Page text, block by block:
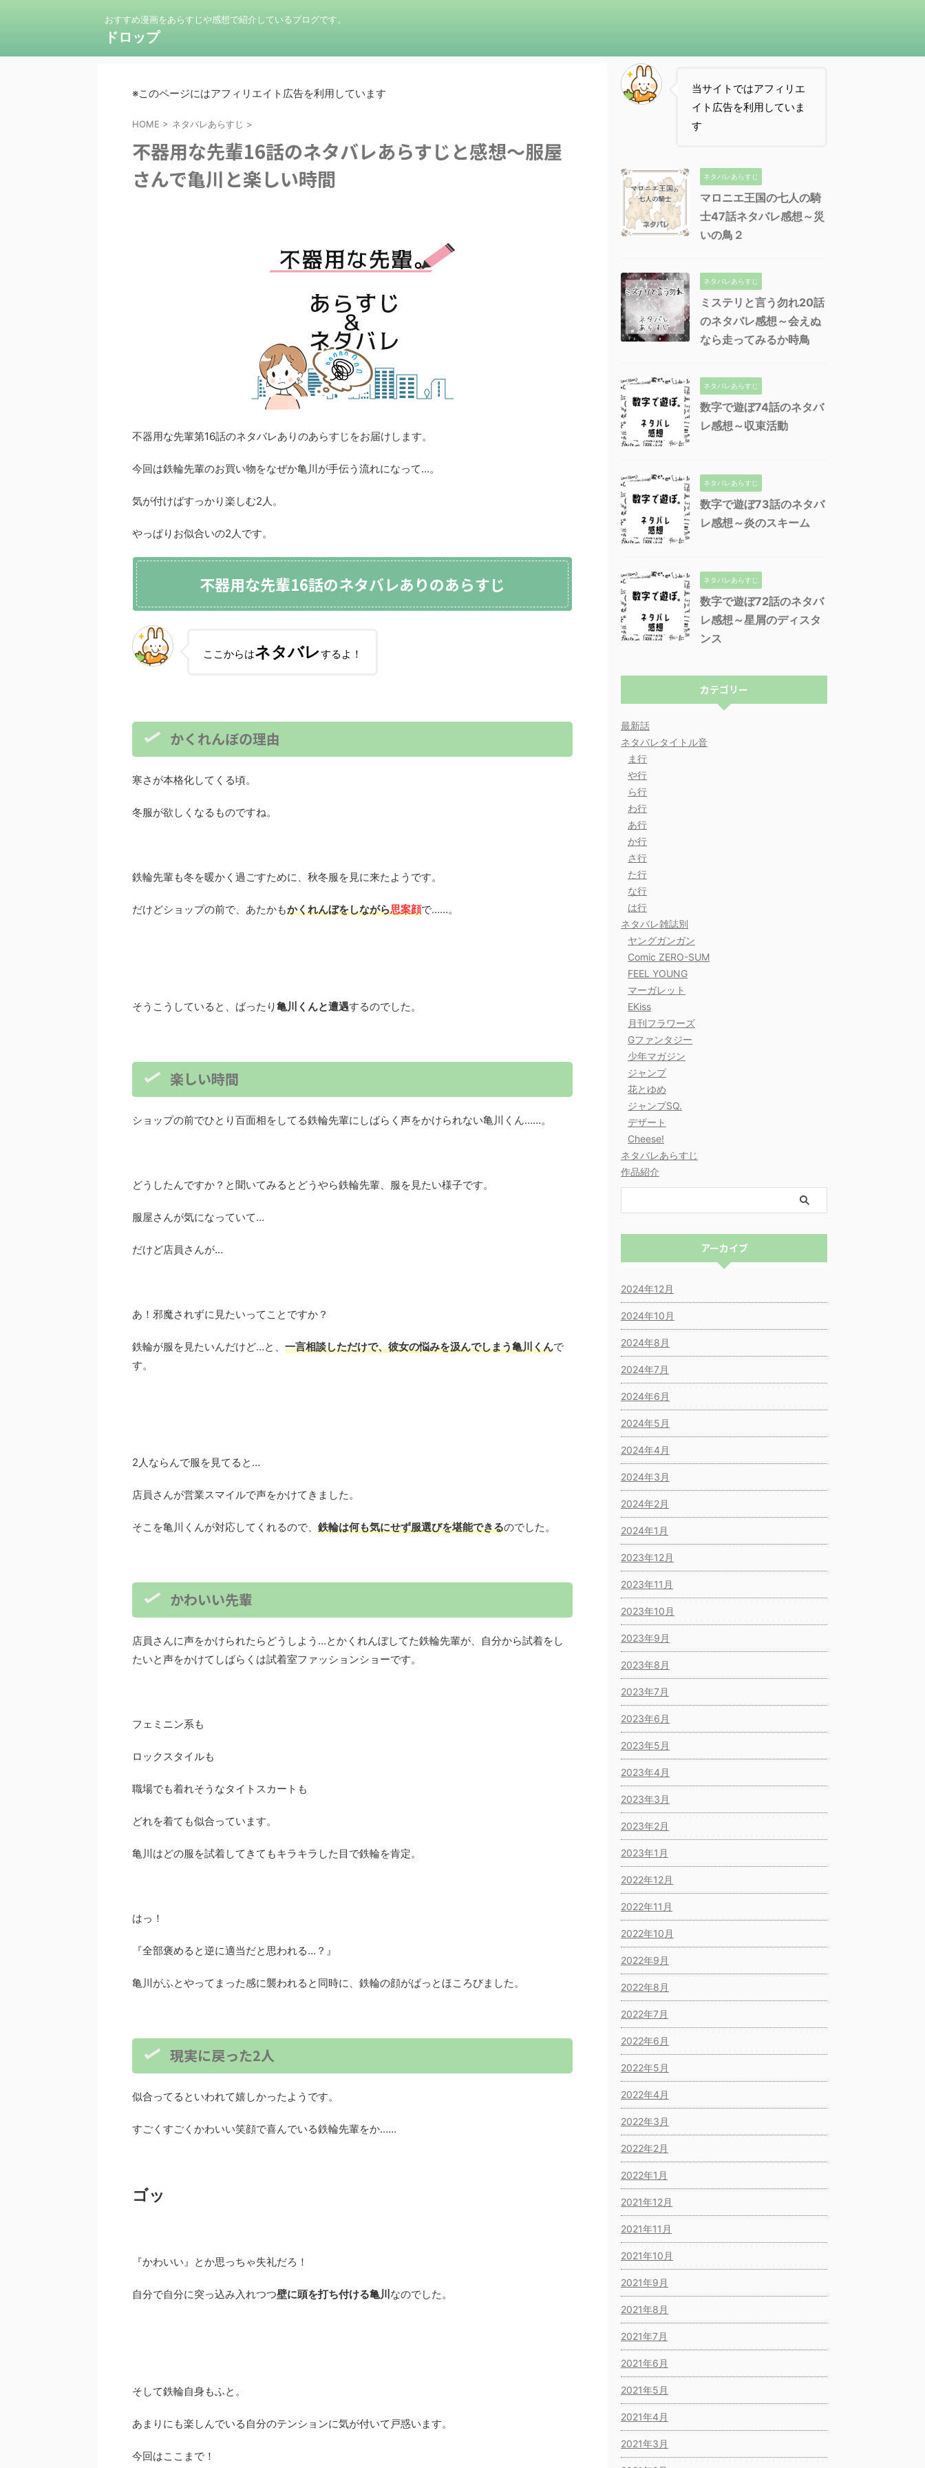
おすすめ漫画をあらすじや感想で紹介しているブログです。
ドロップ
※このページにはアフィリエイト広告を利用しています
HOME > ネタバレあらすじ >
不器用な先輩16話のネタバレあらすじと感想～服屋
さんで亀川と楽しい時間
不器用な先輩第16話のネタバレありのあらすじをお届けします。
今回は鉄輪先輩のお買い物をなぜか亀川が手伝う流れになって…。
気が付けばすっかり楽しむ2人。
やっぱりお似合いの2人です。
不器用な先輩16話のネタバレありのあらすじ
ここからはネタバレするよ！
かくれんぼの理由
寒さが本格化してくる頃。
冬服が欲しくなるものですね。
鉄輪先輩も冬を暖かく過ごすために、秋冬服を見に来たようです。
だけどショップの前で、あたかもかくれんぼをしながら思案顔で……。
そうこうしていると、ばったり亀川くんと遭遇するのでした。
楽しい時間
ショップの前でひとり百面相をしてる鉄輪先輩にしばらく声をかけられない亀川くん……。
どうしたんですか？と聞いてみるとどうやら鉄輪先輩、服を見たい様子です。
服屋さんが気になっていて…
だけど店員さんが…
あ！邪魔されずに見たいってことですか？
鉄輪が服を見たいんだけど…と、 一言相談しただけで、彼女の悩みを汲んでしまう亀川くんで
す。
2人ならんで服を見てると…
店員さんが営業スマイルで声をかけてきました。
そこを亀川くんが対応してくれるので、 鉄輪は何も気にせず服選びを堪能できるのでした。
かわいい先輩
店員さんに声をかけられたらどうしよう…とかくれんぼしてた鉄輪先輩が、自分から試着をし
たいと声をかけてしばらくは試着室ファッションショーです。
フェミニン系も
ロックスタイルも
職場でも着れそうなタイトスカートも
どれを着ても似合っています。
亀川はどの服を試着してきてもキラキラした目で鉄輪を肯定。
はっ！
『全部褒めると逆に適当だと思われる…？』
亀川がふとやってまった感に襲われると同時に、鉄輪の顔がぱっとほころびました。
現実に戻った2人
似合ってるといわれて嬉しかったようです。
すごくすごくかわいい笑顔で喜んでいる鉄輪先輩をか……
ゴッ
『かわいい』とか思っちゃ失礼だろ！
自分で自分に突っ込み入れつつ壁に頭を打ち付ける亀川 なのでした。
そして鉄輪自身もふと。
あまりにも楽しんでいる自分のテンションに気が付いて戸惑います。
今回はここまで！
当サイトではアフィリエ
イト広告を利用していま
す
ネタバレあらすじ
マロニエ王国の七人の騎
士47話ネタバレ感想～災
いの鳥２
ネタバレあらすじ
ミステリと言う勿れ20話
のネタバレ感想～会えぬ
なら走ってみるか時鳥
ネタバレあらすじ
数字で遊ぼ74話のネタバ
レ感想～収束活動
ネタバレあらすじ
数字で遊ぼ73話のネタバ
レ感想～炎のスキーム
ネタバレあらすじ
数字で遊ぼ72話のネタバ
レ感想～星屑のディスタ
ンス
カテゴリー
最新話
ネタバレタイトル音
ま行
や行
ら行
わ行
あ行
か行
さ行
た行
な行
は行
ネタバレ雑誌別
ヤングガンガン
Comic ZERO-SUM
FEEL YOUNG
マーガレット
EKiss
月刊フラワーズ
Gファンタジー
少年マガジン
ジャンプ
花とゆめ
ジャンプSQ.
デザート
Cheese!
ネタバレあらすじ
作品紹介
アーカイブ
2024年12月
2024年10月
2024年8月
2024年7月
2024年6月
2024年5月
2024年4月
2024年3月
2024年2月
2024年1月
2023年12月
2023年11月
2023年10月
2023年9月
2023年8月
2023年7月
2023年6月
2023年5月
2023年4月
2023年3月
2023年2月
2023年1月
2022年12月
2022年11月
2022年10月
2022年9月
2022年8月
2022年7月
2022年6月
2022年5月
2022年4月
2022年3月
2022年2月
2022年1月
2021年12月
2021年11月
2021年10月
2021年9月
2021年8月
2021年7月
2021年6月
2021年5月
2021年4月
2021年3月